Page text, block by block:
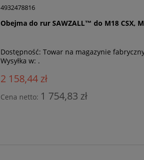
4932478816
Obejma do rur SAWZALL™ do M18 CSX,
Dostępność: Towar na magazynie
Wysyłka w: .
2 158,44 zł
Cena netto: 1 754,83 zł